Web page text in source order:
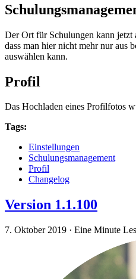
Der Ort für Schulungen kann jetzt
dass man hier nicht mehr nur aus
auswählen kann.
Profil
Das Hochladen eines Profilfotos
Tags:
Einstellungen
Schulungsmanagement
Profil
Changelog
Version 1.1.100
7. Oktober 2019 · Eine Minute